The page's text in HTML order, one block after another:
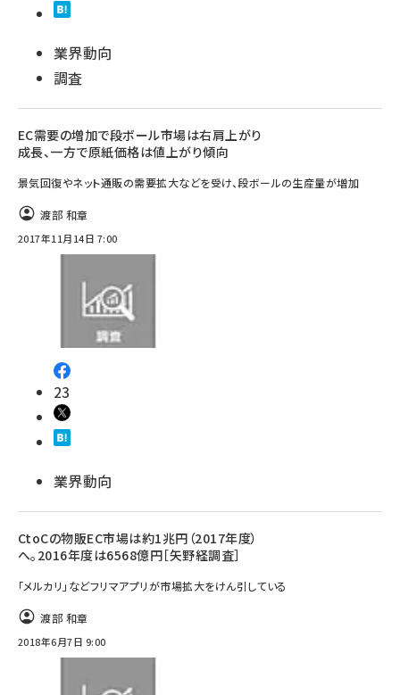
業界動向
調査
EC需要の増加で段ボール市場は右肩上がり
成長、一方で原紙価格は値上がり傾向
景気回復やネット通販の需要拡大などを受け、段ボールの生産量が増加
渡部 和章
2017年11月14日 7:00
23
業界動向
CtoCの物販EC市場は約1兆円（2017年度）
へ。2016年度は6568億円［矢野経調査］
「メルカリ」などフリマアプリが市場拡大をけん引している
渡部 和章
2018年6月7日 9:00